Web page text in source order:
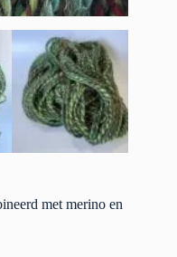
met merino en